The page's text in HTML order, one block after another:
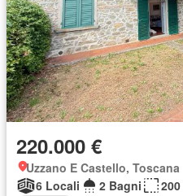
220.000 €
Uzzano E Castello, Toscana
6 Locali
2 Bagni
200